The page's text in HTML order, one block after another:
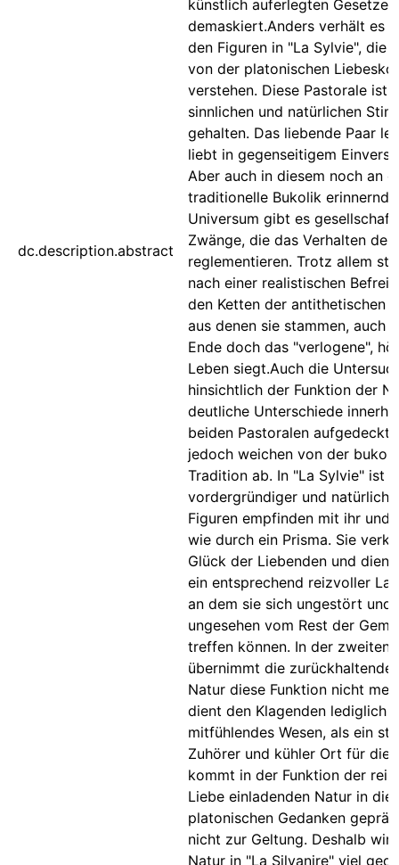
dc.description.abstract
künstlich auferlegten Gesetze
demaskiert.Anders verhält es
den Figuren in "La Sylvie", die
von der platonischen
verstehen. Diese Pastorale ist
sinnlichen und natürlichen
gehalten. Das liebende Paar
liebt in gegenseitigem
Aber auch in diesem noch an
traditionelle Bukolik
Universum gibt es
Zwänge, die das Verhalten der
reglementieren. Trotz allem
nach einer realistischen
den Ketten der antithetischen
aus denen sie stammen, auch
Ende doch das "verlogene",
Leben siegt.Auch die
hinsichtlich der Funktion der
deutliche Unterschiede
beiden Pastoralen aufgedeckt,
jedoch weichen von der
Tradition ab. In "La Sylvie" ist
vordergründiger und
Figuren empfinden mit ihr und
wie durch ein Prisma. Sie
Glück der Liebenden und dient
ein entsprechend reizvoller
an dem sie sich ungestört und
ungesehen vom Rest der
treffen können. In der zweiten
übernimmt die
Natur diese Funktion nicht
dient den Klagenden lediglich
mitfühlendes Wesen, als ein
Zuhörer und kühler Ort für die
kommt in der Funktion der
Liebe einladenden Natur in
platonischen Gedanken
nicht zur Geltung. Deshalb
Natur in "La Silvanire" viel